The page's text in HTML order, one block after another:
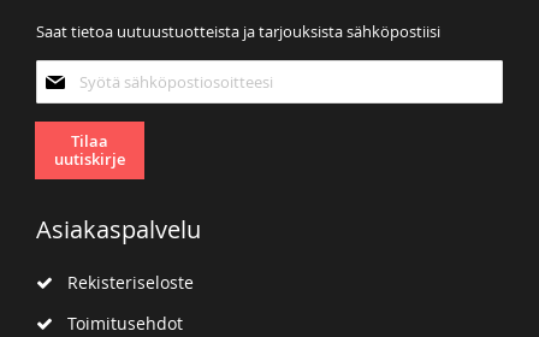
Saat tietoa uutuustuotteista ja tarjouksista sähköpostiisi
uutiskirjeemme:
Tilaa
uutiskirje
Asiakaspalvelu
Rekisteriseloste
Toimitusehdot